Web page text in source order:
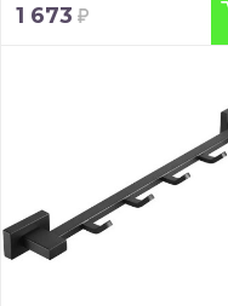
1 673